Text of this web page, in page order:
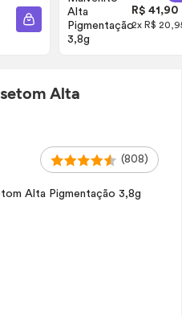
ADICIONAR À SACOLA
R$ 41,90
2x R$
Alta
(808)